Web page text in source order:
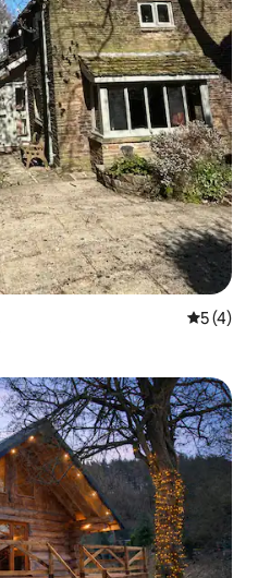
คะแนนเฉ
5 (4)